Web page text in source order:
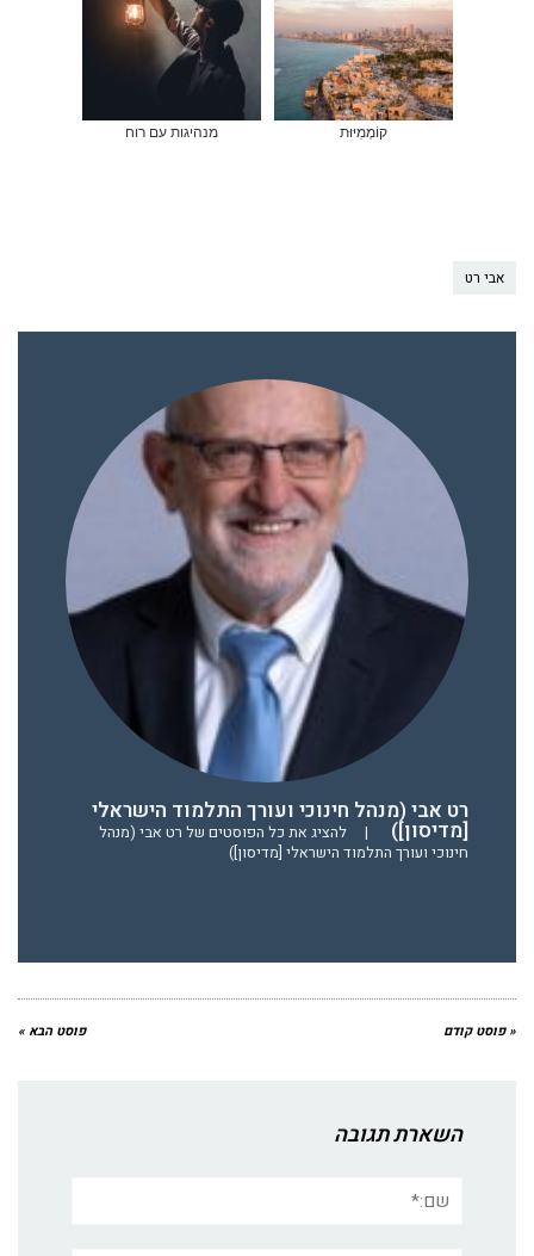
קוֹמְמִיּוּת מנהיגות עם רוח
אבי רט
רט אבי (מנהל חינוכי ועורך התלמוד הישראלי
[מדיסון]) |
להציג את כל הפוסטים של רט אבי (מנהל
חינוכי ועורך התלמוד הישראלי [מדיסון])
« פוסט קודם פוסט הבא »
השארת תגובה